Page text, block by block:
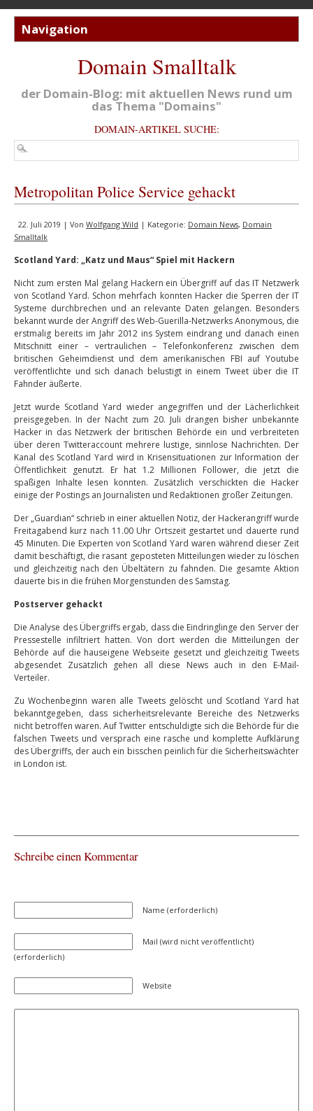
Domain Smalltalk
der Domain-Blog: mit aktuellen News rund um
das Thema "Domains"
DOMAIN-ARTIKEL SUCHE:
Metropolitan Police Service gehackt
22. Juli 2019 | Von Wolfgang Wild | Kategorie: Domain News, Domain
Smalltalk
Scotland Yard: „Katz und Maus“ Spiel mit Hackern
Nicht zum ersten Mal gelang Hackern ein Übergriff auf das IT Netzwerk
von Scotland Yard. Schon mehrfach konnten Hacker die Sperren der IT
Systeme durchbrechen und an relevante Daten gelangen. Besonders
bekannt wurde der Angriff des Web-Guerilla-Netzwerks Anonymous, die
erstmalig bereits im Jahr 2012 ins System eindrang und danach einen
Mitschnitt einer – vertraulichen – Telefonkonferenz zwischen dem
britischen Geheimdienst und dem amerikanischen FBI auf Youtube
veröffentlichte und sich danach belustigt in einem Tweet über die IT
Fahnder äußerte.
Jetzt wurde Scotland Yard wieder angegriffen und der Lächerlichkeit
preisgegeben. In der Nacht zum 20. Juli drangen bisher unbekannte
Hacker in das Netzwerk der britischen Behörde ein und verbreiteten
über deren Twitteraccount mehrere lustige, sinnlose Nachrichten. Der
Kanal des Scotland Yard wird in Krisensituationen zur Information der
Öffentlichkeit genutzt. Er hat 1.2 Millionen Follower, die jetzt die
spaßigen Inhalte lesen konnten. Zusätzlich verschickten die Hacker
einige der Postings an Journalisten und Redaktionen großer Zeitungen.
Der „Guardian“ schrieb in einer aktuellen Notiz, der Hackerangriff wurde
Freitagabend kurz nach 11.00 Uhr Ortszeit gestartet und dauerte rund
45 Minuten. Die Experten von Scotland Yard waren während dieser Zeit
damit beschäftigt, die rasant geposteten Mitteilungen wieder zu löschen
und gleichzeitig nach den Übeltätern zu fahnden. Die gesamte Aktion
dauerte bis in die frühen Morgenstunden des Samstag.
Postserver gehackt
Die Analyse des Übergriffs ergab, dass die Eindringlinge den Server der
Pressestelle infiltriert hatten. Von dort werden die Mitteilungen der
Behörde auf die hauseigene Webseite gesetzt und gleichzeitig Tweets
abgesendet Zusätzlich gehen all diese News auch in den E-Mail-
Verteiler.
Zu Wochenbeginn waren alle Tweets gelöscht und Scotland Yard hat
bekanntgegeben, dass sicherheitsrelevante Bereiche des Netzwerks
nicht betroffen waren. Auf Twitter entschuldigte sich die Behörde für die
falschen Tweets und versprach eine rasche und komplette Aufklärung
des Übergriffs, der auch ein bisschen peinlich für die Sicherheitswächter
in London ist.
Schreibe einen Kommentar
Name (erforderlich)
Mail (wird nicht veröffentlicht)
(erforderlich)
Website